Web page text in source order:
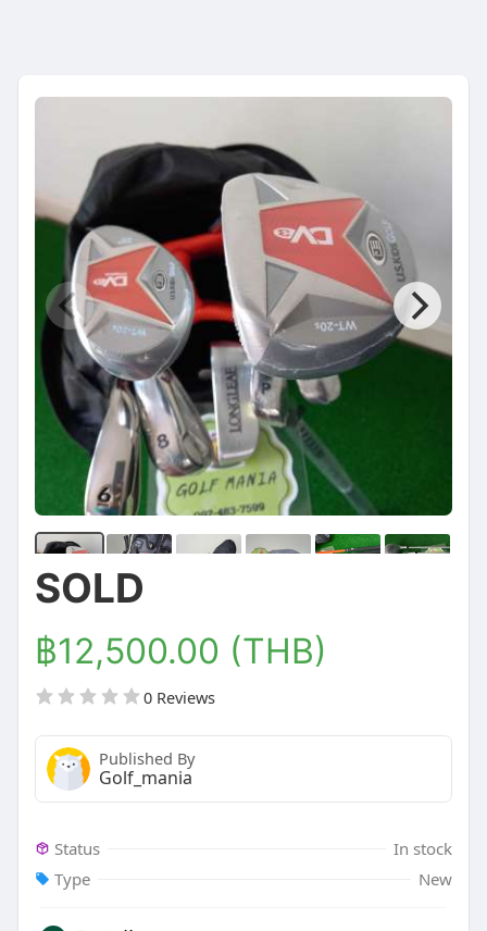
SOLD
฿12,500.00 (THB)
0 Reviews
Published By
Golf_mania
Status
In stock
Type
New